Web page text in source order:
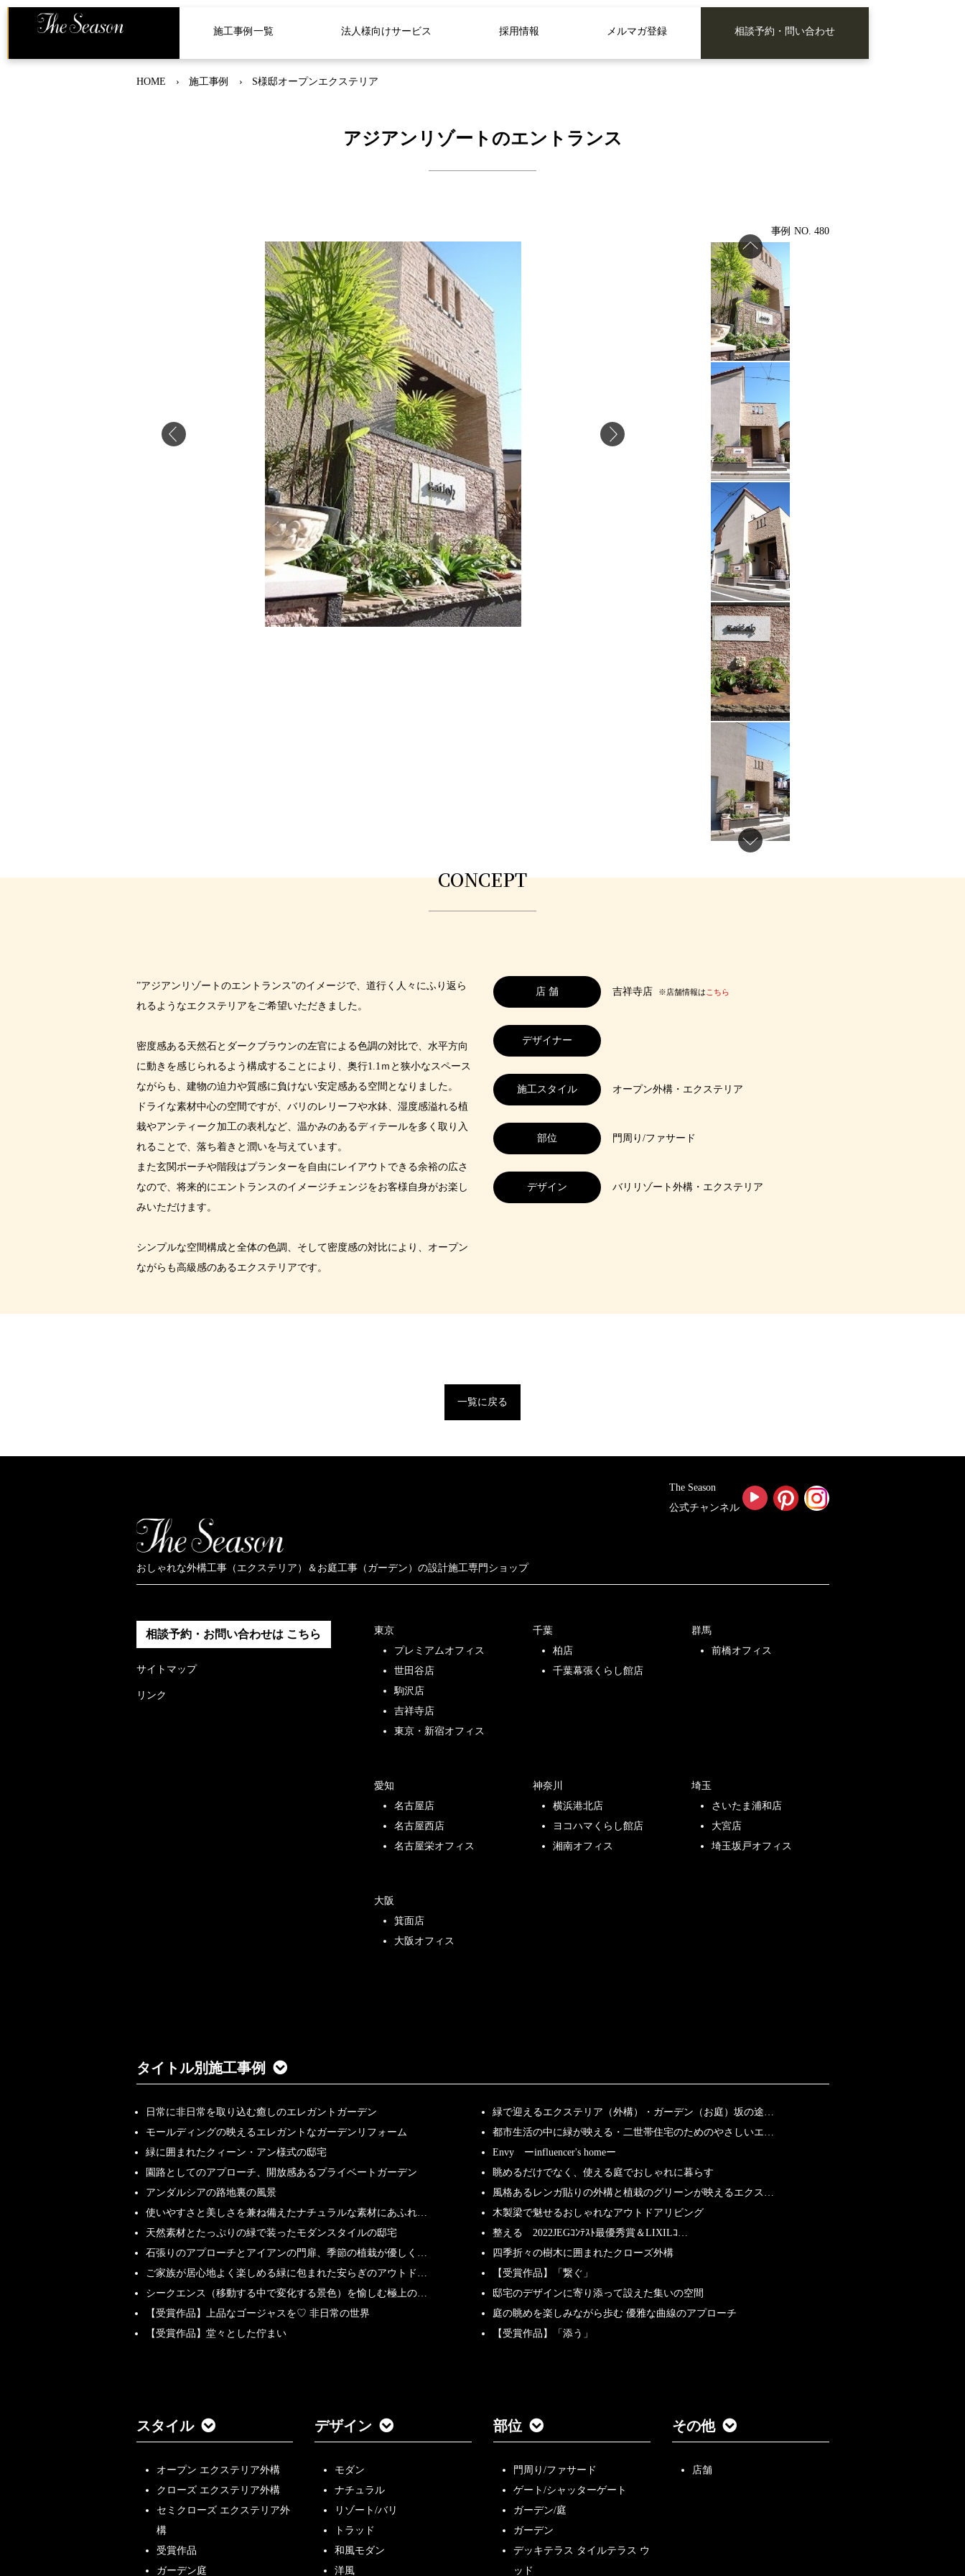
施工事例一覧 法人様向けサービス 採用情報 メルマガ登録 相談予約・問い合わせ
HOME 施工事例 S様邸オープンエクステリア
アジアンリゾートのエントランス
事例 NO. 480
CONCEPT
”アジアンリゾートのエントランス”のイメージで、道行く人々にふり返ら
れるようなエクステリアをご希望いただきました。
密度感ある天然石とダークブラウンの左官による色調の対比で、水平方向
に動きを感じられるよう構成することにより、奥行1.1ｍと狭小なスペース
ながらも、建物の迫力や質感に負けない安定感ある空間となりました。
ドライな素材中心の空間ですが、バリのレリーフや水鉢、湿度感溢れる植
栽やアンティーク加工の表札など、温かみのあるディテールを多く取り入
れることで、落ち着きと潤いを与えています。
また玄関ポーチや階段はプランターを自由にレイアウトできる余裕の広さ
なので、将来的にエントランスのイメージチェンジをお客様自身がお楽し
みいただけます。
シンプルな空間構成と全体の色調、そして密度感の対比により、オープン
ながらも高級感のあるエクステリアです。
店 舗 吉祥寺店 ※店舗情報は こちら
デザイナー
施工スタイル オープン外構・エクステリア
部位 門周り/ファサード
デザイン バリリゾート外構・エクステリア
一覧に戻る
The Season
公式チャンネル
おしゃれな外構工事（エクステリア）＆お庭工事（ガーデン）の設計施工専門ショップ
相談予約・お問い合わせは こちら
サイトマップ
リンク
東京
プレミアムオフィス
世田谷店
駒沢店
吉祥寺店
東京・新宿オフィス
千葉
柏店
千葉幕張くらし館店
群馬
前橋オフィス
愛知
名古屋店
名古屋西店
名古屋栄オフィス
神奈川
横浜港北店
ヨコハマくらし館店
湘南オフィス
埼玉
さいたま浦和店
大宮店
埼玉坂戸オフィス
大阪
箕面店
大阪オフィス
タイトル別施工事例
日常に非日常を取り込む癒しのエレガントガーデン
緑で迎えるエクステリア（外構）・ガーデン（お庭）坂の途…
モールディングの映えるエレガントなガーデンリフォーム
都市生活の中に緑が映える・二世帯住宅のためのやさしいエ…
緑に囲まれたクィーン・アン様式の邸宅
Envy ーinfluencer's homeー
園路としてのアプローチ、開放感あるプライベートガーデン
眺めるだけでなく、使える庭でおしゃれに暮らす
アンダルシアの路地裏の風景
風格あるレンガ貼りの外構と植栽のグリーンが映えるエクス…
使いやすさと美しさを兼ね備えたナチュラルな素材にあふれ…
木製梁で魅せるおしゃれなアウトドアリビング
天然素材とたっぷりの緑で装ったモダンスタイルの邸宅
整える 2022JEGｺﾝﾃｽﾄ最優秀賞＆LIXILｺ…
石張りのアプローチとアイアンの門扉、季節の植栽が優しく…
四季折々の樹木に囲まれたクローズ外構
ご家族が居心地よく楽しめる緑に包まれた安らぎのアウトド…
【受賞作品】「繋ぐ」
シークエンス（移動する中で変化する景色）を愉しむ極上の…
邸宅のデザインに寄り添って設えた集いの空間
【受賞作品】上品なゴージャスを♡ 非日常の世界
庭の眺めを楽しみながら歩む 優雅な曲線のアプローチ
【受賞作品】堂々とした佇まい
【受賞作品】「添う」
スタイル
オープン エクステリア外構
クローズ エクステリア外構
セミクローズ エクステリア外
構
受賞作品
ガーデン庭
デザイン
モダン
ナチュラル
リゾート/バリ
トラッド
和風モダン
洋風
部位
門周り/ファサード
ゲート/シャッターゲート
ガーデン/庭
ガーデン
デッキテラス タイルテラス ウ
ッド
その他
店舗